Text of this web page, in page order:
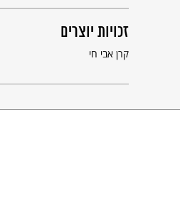
זכויות יוצרים
קרן אבי חי